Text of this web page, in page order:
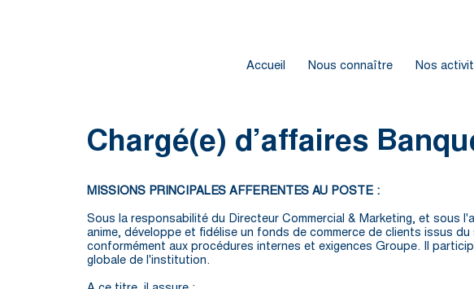
Accueil Nous connaître Nos
Chargé(e) d’affaires
MISSIONS PRINCIPALES AFFERENTES AU POSTE :
Sous la responsabilité du Directeur Commercial & Marketing, et sous
anime, développe et fidélise un fonds de commerce de clients issus
conformément aux procédures internes et exigences Groupe. Il
globale de l'institution.